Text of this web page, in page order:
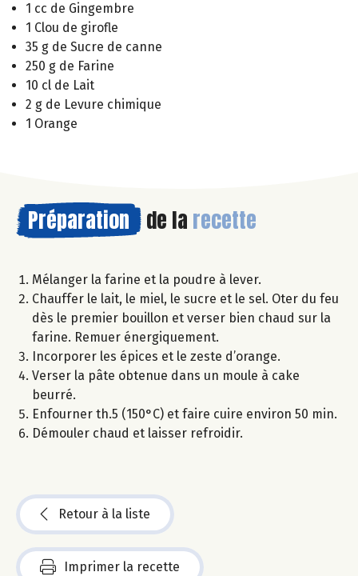
1 cc de Gingembre
1 Clou de girofle
35 g de Sucre de canne
250 g de Farine
10 cl de Lait
2 g de Levure chimique
1 Orange
Préparation de la recette
Mélanger la farine et la poudre à lever.
Chauffer le lait, le miel, le sucre et le sel. Oter du feu
dès le premier bouillon et verser bien chaud sur la
farine. Remuer énergiquement.
Incorporer les épices et le zeste d’orange.
Verser la pâte obtenue dans un moule à cake
beurré.
Enfourner th.5 (150°C) et faire cuire environ 50 min.
Démouler chaud et laisser refroidir.
Retour à la liste
Imprimer la recette